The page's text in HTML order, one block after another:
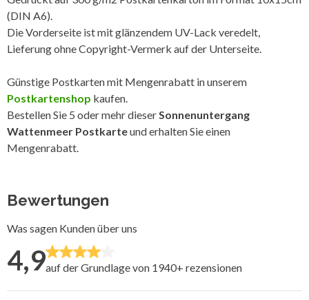
(DIN A6).
Die Vorderseite ist mit glänzendem UV-Lack veredelt,
Lieferung ohne Copyright-Vermerk auf der Unterseite.
Günstige Postkarten mit Mengenrabatt in unserem
Postkartenshop kaufen.
Bestellen Sie 5 oder mehr dieserSonnenuntergang
Wattenmeer Postkarteund erhalten Sie einen
Mengenrabatt.
Bewertungen
Was sagen Kunden über uns
4,9auf der Grundlage von 1940+ rezensionen